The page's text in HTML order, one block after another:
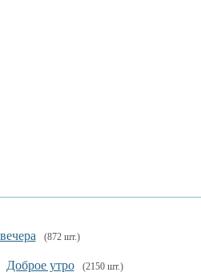
(872 шт.)
Доброе утро (2150 шт.)